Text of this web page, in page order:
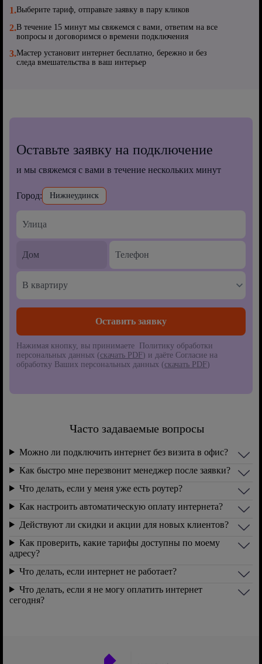
1.Выберите тариф, отправьте заявку в пару кликов
2.В течение 15 минут мы свяжемся с вами, ответим на все
вопросы и договоримся о времени подключения
3.Мастер установит интернет бесплатно, бережно и без
следа вмешательства в ваш интерьер
Оставьте заявку на подключение
и мы свяжемся с вами в течение нескольких минут
Город: Нижнеудинск
В квартиру
Нажимая кнопку, вы принимаете Политику обработки
персональных данных (скачать PDF) и даёте Согласие на
обработку Ваших персональных данных (скачать PDF)
Часто задаваемые вопросы
Можно ли подключить интернет без визита в офис?
Как быстро мне перезвонит менеджер после заявки?
Что делать, если у меня уже есть роутер?
Как настроить автоматическую оплату интернета?
Действуют ли скидки и акции для новых клиентов?
Как проверить, какие тарифы доступны по моему
адресу?
Что делать, если интернет не работает?
Что делать, если я не могу оплатить интернет
сегодня?